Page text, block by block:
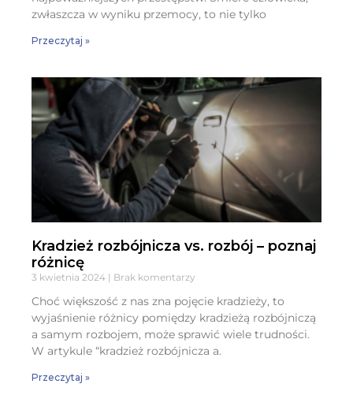
zwłaszcza w wyniku przemocy, to nie tylko
Przeczytaj »
Kradzież rozbójnicza vs. rozbój – poznaj
różnicę
3 kwietnia 2024 Brak komentarzy
Choć większość z nas zna pojęcie kradzieży, to
wyjaśnienie różnicy pomiędzy kradzieżą rozbójniczą
a samym rozbojem, może sprawić wiele trudności.
W artykule “kradzież rozbójnicza a.
Przeczytaj »